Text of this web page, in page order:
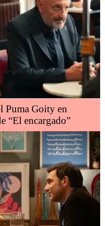
Puma Goity en
“El encargado”